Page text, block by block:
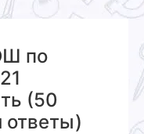
по
(50
ответы)